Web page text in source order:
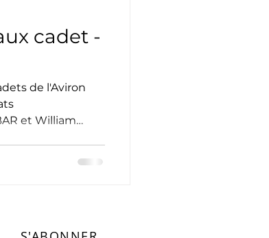
cadet -
de l'Aviron
et William